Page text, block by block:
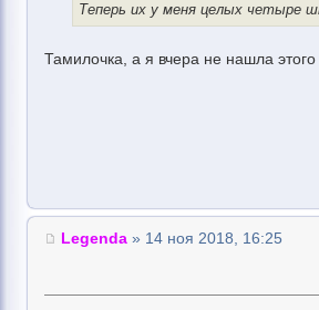
Теперь их у меня целых четыре
Тамилочка, а я вчера не нашла
Legenda » 14 ноя 2018, 16:25